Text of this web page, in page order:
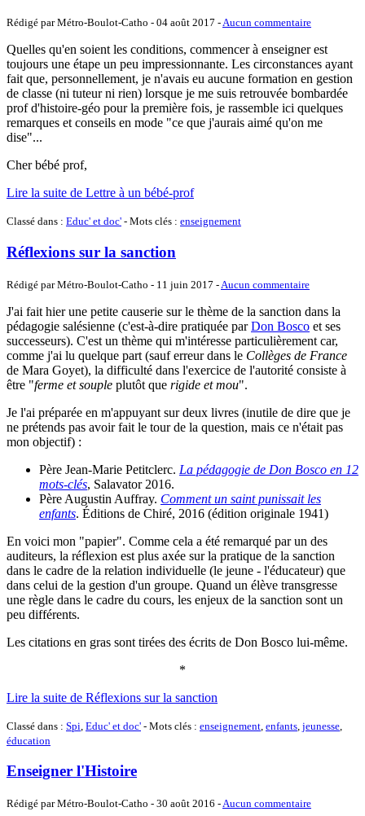
Rédigé par Métro-Boulot-Catho - 04 août 2017 -Aucun commentaire
Quelles qu'en soient les conditions, commencer à enseigner est
toujours une étape un peu impressionnante. Les circonstances ayant
fait que, personnellement, je n'avais eu aucune formation en gestion
de classe (ni tuteur ni rien) lorsque je me suis retrouvée bombardée
prof d'histoire-géo pour la première fois, je rassemble ici quelques
remarques et conseils en mode "ce que j'aurais aimé qu'on me
dise"...
Cher bébé prof,
Lire la suite de Lettre à un bébé-prof
Classé dans : Educ' et doc' - Mots clés : enseignement
Réflexions sur la sanction
Rédigé par Métro-Boulot-Catho - 11 juin 2017 - Aucun commentaire
J'ai fait hier une petite causerie sur le thème de la sanction dans la
pédagogie salésienne (c'est-à-dire pratiquée parDon Bosco et ses
successeurs). C'est un thème qui m'intéresse particulièrement car,
comme j'ai lu quelque part (sauf erreur dans le Collèges de France
de Mara Goyet), la difficulté dans l'exercice de l'autorité consiste à
être "ferme et souple plutôt que rigide et mou".
Je l'ai préparée en m'appuyant sur deux livres (inutile de dire que je
ne prétends pas avoir fait le tour de la question, mais ce n'était pas
mon objectif) :
Père Jean-Marie Petitclerc. La pédagogie de Don Bosco en 12
mots-clés, Salavator 2016.
Père Augustin Auffray. Comment un saint punissait les
enfants. Éditions de Chiré, 2016 (édition originale 1941)
En voici mon "papier". Comme cela a été remarqué par un des
auditeurs, la réflexion est plus axée sur la pratique de la sanction
dans le cadre de la relation individuelle (le jeune - l'éducateur) que
dans celui de la gestion d'un groupe. Quand un élève transgresse
une règle dans le cadre du cours, les enjeux de la sanction sont un
peu différents.
Les citations en gras sont tirées des écrits de Don Bosco lui-même.
*
Lire la suite de Réflexions sur la sanction
Classé dans : Spi Educ' et doc' - Mots clés : enseignement enfants jeunesse
éducation
Enseigner l'Histoire
Rédigé par Métro-Boulot-Catho - 30 août 2016 -Aucun commentaire